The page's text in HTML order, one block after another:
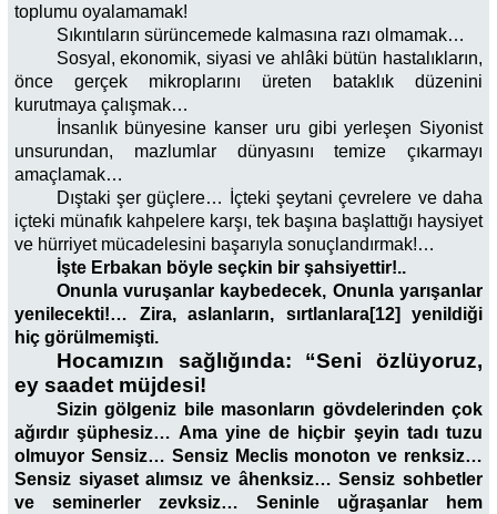
toplumu oyalamamak!
Sıkıntıların sürüncemede kalmasına razı olmamak…
Sosyal, ekonomik, siyasi ve ahlâki bütün hastalıkların,
önce gerçek mikroplarını üreten bataklık düzenini
kurutmaya çalışmak…
İnsanlık bünyesine kanser uru gibi yerleşen Siyonist
unsurundan, mazlumlar dünyasını temize çıkarmayı
amaçlamak…
Dıştaki şer güçlere… İçteki şeytani çevrelere ve daha
içteki münafık kahpelere karşı, tek başına başlattığı haysiyet
ve hürriyet mücadelesini başarıyla sonuçlandırmak!…
İşte Erbakan böyle seçkin bir şahsiyettir!..
Onunla vuruşanlar kaybedecek, Onunla yarışanlar
yenilecekti!… Zira, aslanların, sırtlanlara[12] yenildiği
hiç görülmemişti.
Hocamızın sağlığında: “Seni özlüyoruz,
ey saadet müjdesi!
Sizin gölgeniz bile masonların gövdelerinden çok
ağırdır şüphesiz… Ama yine de hiçbir şeyin tadı tuzu
olmuyor Sensiz… Sensiz Meclis monoton ve renksiz…
Sensiz siyaset alımsız ve âhenksiz… Sensiz sohbetler
ve seminerler zevksiz… Seninle uğraşanlar hem